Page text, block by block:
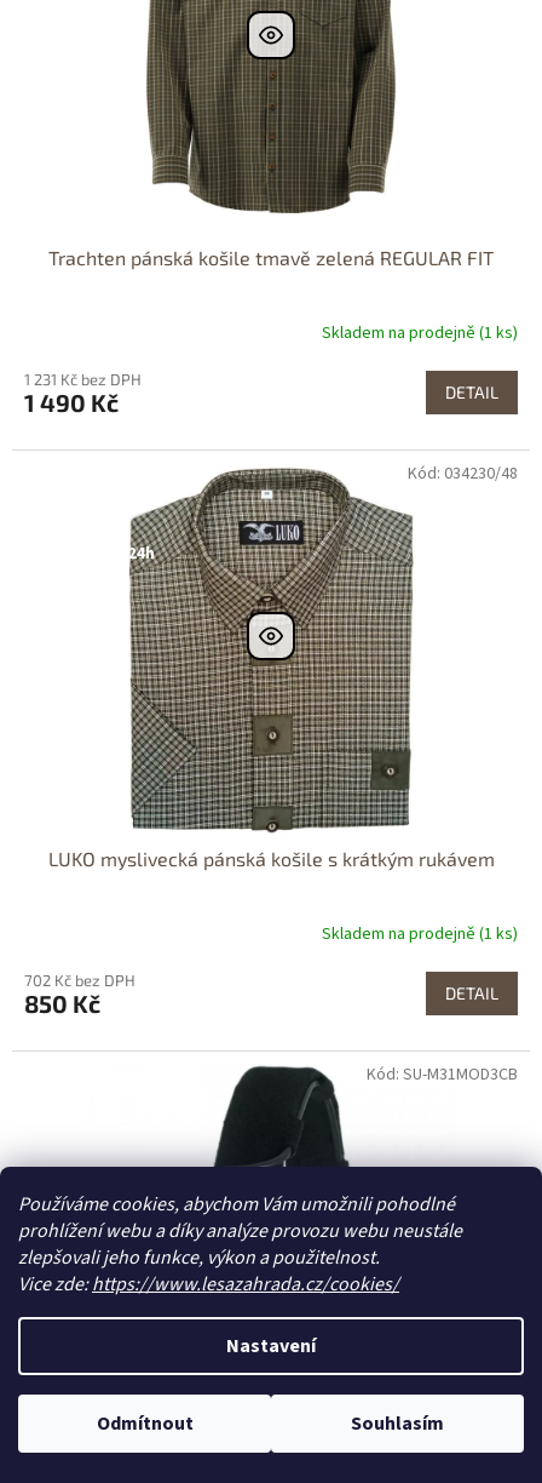
Používáme cookies, abychom Vám umožnili pohodlné
prohlížení webu a díky analýze provozu webu neustále
zlepšovali jeho funkce, výkon a použitelnost.
Vice zde:https://www.lesazahrada.cz/cookies/
Nastavení
Odmítnout Souhlasím
Trachten pánská košile tmavě zelená REGULAR FIT
Skladem na prodejně (1 ks)
1 231 Kč bez DPH
1 490 Kč DETAIL
Dostupnost 24h
LUKO myslivecká pánská košile s krátkým rukávem
Skladem na prodejně (1 ks)
702 Kč bez DPH
850 Kč DETAIL
Kód: 034230/48
Sluchátka elektronická EARMOR M31 PLUS Coyote
Kód: SU-M31MOD3CB